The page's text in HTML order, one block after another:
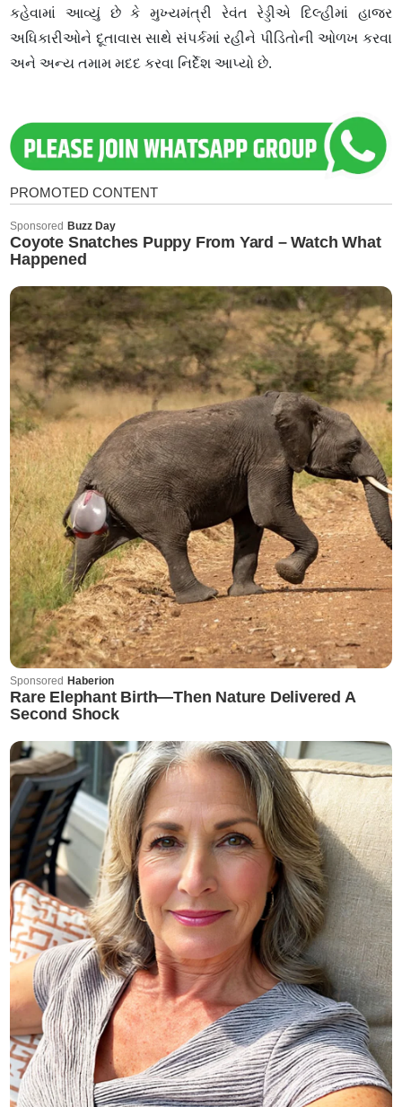
કહેવામાં આવ્યું છે કે મુખ્યમંત્રી રેવંત રેડ્ડીએ દિલ્હીમાં હાજર
અધિકારીઓને દૂતાવાસ સાથે સંપર્કમાં રહીને પીડિતોની ઓળખ કરવા
અને અન્ય તમામ મદદ કરવા નિર્દેશ આપ્યો છે.